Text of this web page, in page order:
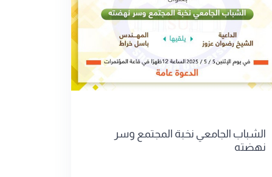
الشباب الجامعي نخبة المجتمع وسر
نهضته